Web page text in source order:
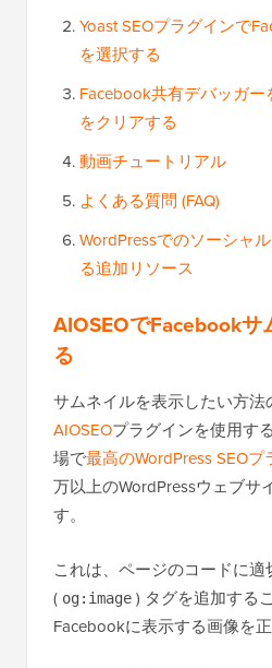
Yoast SEOプラグインで
を選択する
Facebook共有デバッガ
をクリアする
動画チュートリアル
よくある質問 (FAQ)
WordPressでのソーシャ
る追加リソース
AIOSEOでFacebook
る
サムネイルを表示したい方法
AIOSEOプラグインを使用す
場で最高のWordPress SEOプ
万以上のWordPressウェブサ
す。
これは、ページのコードに適
( og:image ) タグを追加する
Facebookに表示する画像を正